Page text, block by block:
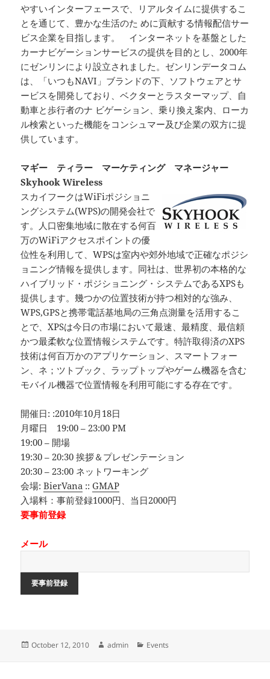
やすいインターフェースで、リアルタイムに提供するこ
とを通じて、豊かな生活のた めに貢献する情報配信サー
ビス企業を目指します。 インターネットを基盤とした
カーナビゲーションサービスの提供を目的とし、2000年
にゼンリンにより設立されました。ゼンリンデータコム
は、「いつもNAVI」ブランドの下、ソフトウェアとサ
ービスを開発しており、ベクターとラスターマップ、自
動車と歩行者のナ ビゲーション、乗り換え案内、ローカ
ル検索といった機能をコンシュマー及び企業の双方に提
供しています。
マギー ティラー マーケティング マネージャー
Skyhook Wireless
スカイフークはWiFiポジショニ
ングシステム(WPS)の開発会社で
す。人口密集地域に散在する何百
万のWiFiアクセスポイントの優
位性を利用して、WPSは室内や郊外地域で正確なポジシ
ョニング情報を提供します。同社は、世界初の本格的な
ハイブリッド・ポジショニング・システムであるXPSも
提供します。幾つかの位置技術が持つ相対的な強み、
WPS,GPSと携帯電話基地局の三角点測量を活用するこ
とで、XPSは今日の市場において最速、最精度、最信頼
かつ最柔軟な位置情報システムです。特許取得済のXPS
技術は何百万かのアプリケーション、スマートフォー
ン、ネ；ツトブック、ラップトップやゲーム機器を含む
モバイル機器で位置情報を利用可能にする存在です。
開催日: :2010年10月18日
月曜日 19:00 – 23:00 PM
19:00 – 開場
19:30 – 20:30 挨拶＆プレゼンテーション
20:30 – 23:00 ネットワーキング
会場:BierVana ::GMAP
入場料：事前登録1000円、当日2000円
要事前登録
メール
Posted
October 12, 2010 Author
admin Categories
Events